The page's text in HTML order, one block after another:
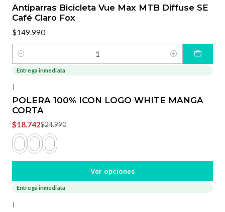
Antiparras Bicicleta Vue Max MTB Diffuse SE
Café Claro Fox
$149.990
Cantidad
-25%
Entrega inmediata
|
POLERA 100% ICON LOGO WHITE MANGA
CORTA
$18.742$24.990
Ver opciones
Entrega inmediata
|